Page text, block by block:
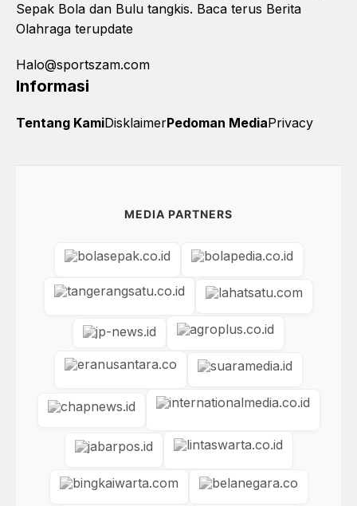
Sepak Bola dan Bulu tangkis. Baca terus Berita
Olahraga terupdate
Halo@sportszam.com
Informasi
Tentang KamiDisklaimerPedoman MediaPrivacy
MEDIA PARTNERS